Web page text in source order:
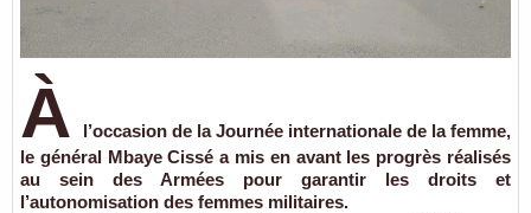
À
l’occasion de la Journée internationale de la femme,
le général Mbaye Cissé a mis en avant les progrès réalisés
au sein des Armées pour garantir les droits et
l’autonomisation des femmes militaires.